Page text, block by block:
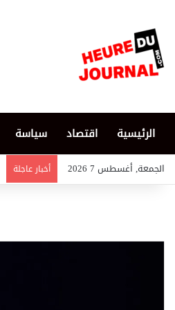
الرئيسية اقتصاد سياسة
الجمعة, أغسطس 7 2026 أخبار عاجلة